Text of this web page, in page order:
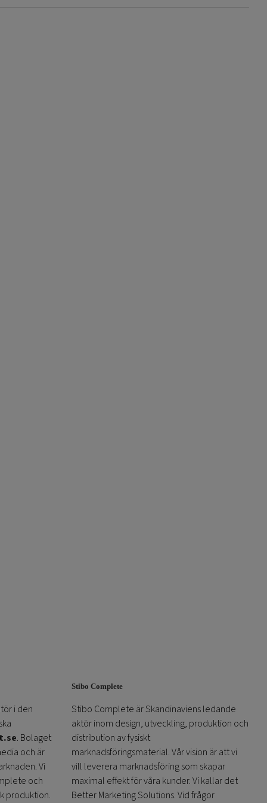
i den
. Bolaget
och är
Vi
och
produktion.
Stibo Complete
Stibo Complete är Skandinaviens ledande
aktör inom design, utveckling, produktion och
distribution av fysiskt
marknadsföringsmaterial. Vår vision är att vi
vill leverera marknadsföring som skapar
maximal effekt för våra kunder. Vi kallar det
Better Marketing Solutions. Vid frågor